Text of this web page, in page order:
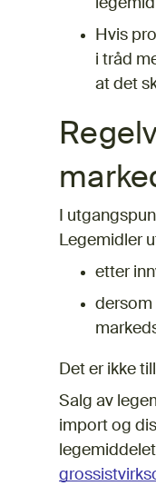
Hvis
i tråd
at det
I
Legemidler
etter
dersom
Det er ikke
Salg av
import og